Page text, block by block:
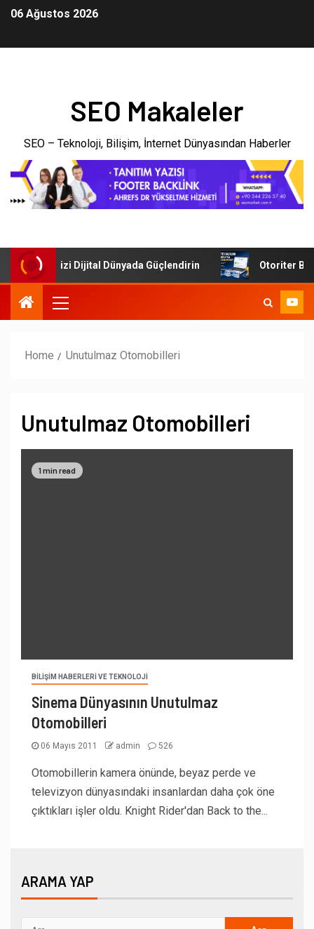
06 Ağustos 2026
SEO Makaleler
SEO – Teknoloji, Bilişim, İnternet Dünyasından Haberler
İşletmenizi Dijital Dünyada Güçlendirin Otoriter
Home Unutulmaz Otomobilleri
Unutulmaz Otomobilleri
1 min read
BILIŞIM HABERLERI VE TEKNOLOJI
Sinema Dünyasının Unutulmaz
Otomobilleri
06 Mayıs 2011 admin 526
Otomobillerin kamera önünde, beyaz perde ve
televizyon dünyasındaki insanlardan daha çok öne
çıktıkları işler oldu. Knight Rider'dan Back to the...
ARAMA YAP